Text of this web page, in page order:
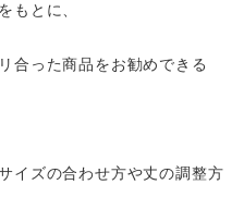
もとに、
合った商品をお勧めできる
イズの合わせ方や丈の調整方